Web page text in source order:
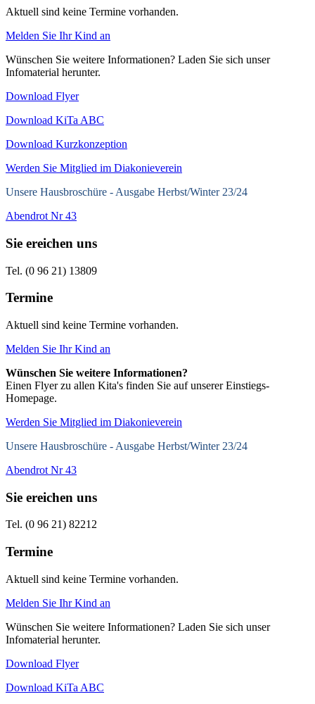
Aktuell sind keine Termine vorhanden.
Melden Sie Ihr Kind an
Wünschen Sie weitere Informationen? Laden Sie sich unser
Infomaterial herunter.
Download Flyer
Download KiTa ABC
Download Kurzkonzeption
Werden Sie Mitglied im Diakonieverein
Unsere Hausbroschüre - Ausgabe Herbst/Winter 23/24
Abendrot Nr 43
Sie ereichen uns
Tel. (0 96 21) 13809
Termine
Aktuell sind keine Termine vorhanden.
Melden Sie Ihr Kind an
Wünschen Sie weitere Informationen?
Einen Flyer zu allen Kita's finden Sie auf unserer Einstiegs-
Homepage.
Werden Sie Mitglied im Diakonieverein
Unsere Hausbroschüre - Ausgabe Herbst/Winter 23/24
Abendrot Nr 43
Sie ereichen uns
Tel. (0 96 21) 82212
Termine
Aktuell sind keine Termine vorhanden.
Melden Sie Ihr Kind an
Wünschen Sie weitere Informationen? Laden Sie sich unser
Infomaterial herunter.
Download Flyer
Download KiTa ABC